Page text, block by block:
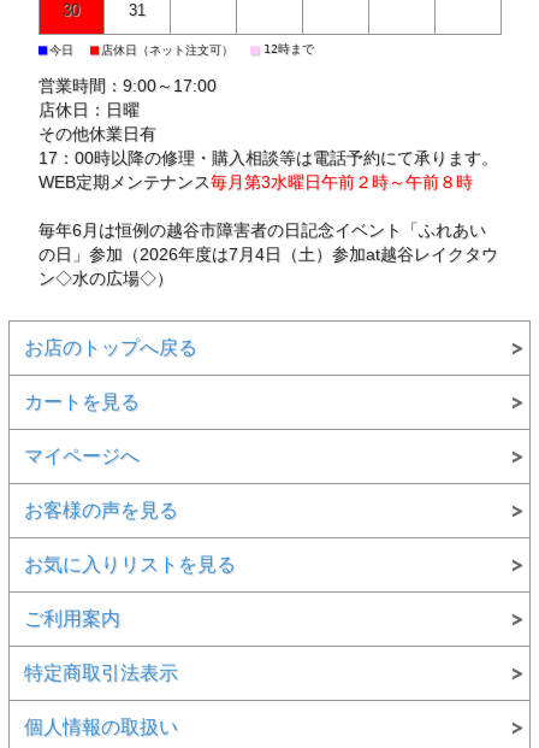
30 31
■今日 ■ 店休日（ネット注文可） ■ 12時まで
営業時間：9:00～17:00
店休日：日曜
その他休業日有
17：00時以降の修理・購入相談等は電話予約にて承ります。
WEB定期メンテナンス毎月第3水曜日午前２時～午前８時
毎年6月は恒例の越谷市障害者の日記念イベント「ふれあい
の日」参加（2026年度は7月4日（土）参加at越谷レイクタウ
ン◇水の広場◇）
お店のトップへ戻る
カートを見る
マイページへ
お客様の声を見る
お気に入りリストを見る
ご利用案内
特定商取引法表示
個人情報の取扱い